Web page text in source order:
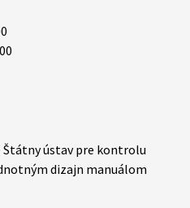
ústav pre kontrolu
dizajn manuálom